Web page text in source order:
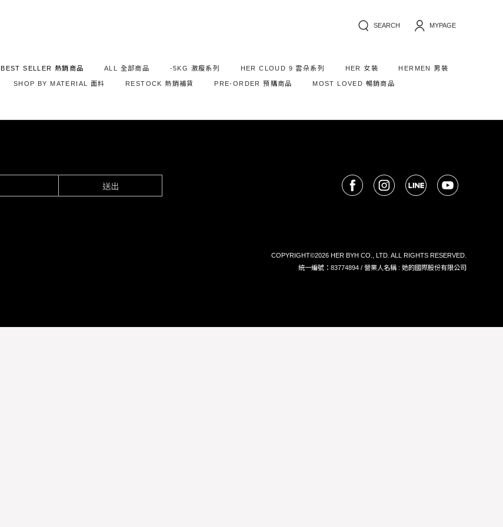
SEARCH MYPAGE
BEST SELLER 熱銷商品 ALL 全部商品 -5KG 激瘦系列 HER CLOUD 9 雲朵系列 HER 女裝 HERMEN 男裝
SHOP BY MATERIAL 面料 RESTOCK 熱銷補貨 PRE-ORDER 預購商品 MOST LOVED 暢銷商品
送出
COPYRIGHT©2026 HER BYH CO., LTD. ALL RIGHTS RESERVED.
統一編號：83774894 / 營業人名稱 : 她的國際股份有限公司